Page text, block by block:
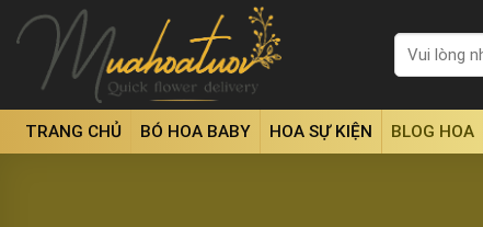
content
Tìm
kiếm:
TRANG CHỦ BÓ HOA BABY HOA SỰ KIỆN BLOG HOA